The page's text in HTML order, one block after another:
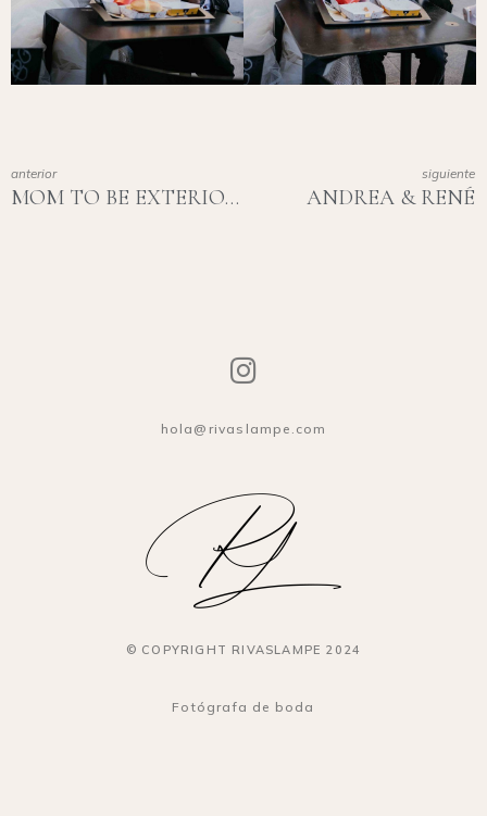
anterior
MOM TO BE EXTERIORES
siguiente
ANDREA & RENÉ
hola@rivaslampe.com
© COPYRIGHT RIVASLAMPE 2024
Fotógrafa de boda